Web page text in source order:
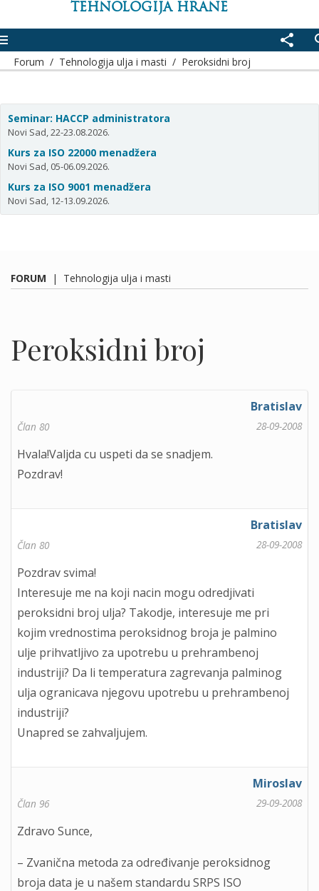
TEHNOLOGIJA HRANE
share
Forum / Tehnologija ulja i masti / Peroksidni broj
Seminar: HACCP administratora
Novi Sad, 22-23.08.2026.
Kurs za ISO 22000 menadžera
Novi Sad, 05-06.09.2026.
Kurs za ISO 9001 menadžera
Novi Sad, 12-13.09.2026.
FORUM | Tehnologija ulja i masti
Peroksidni broj
Bratislav
Član 80 28-09-2008
Hvala!Valjda cu uspeti da se snadjem.
Pozdrav!
Bratislav
Član 80 28-09-2008
Pozdrav svima!
Interesuje me na koji nacin mogu odredjivati
peroksidni broj ulja? Takodje, interesuje me pri
kojim vrednostima peroksidnog broja je palmino
ulje prihvatljivo za upotrebu u prehrambenoj
industriji? Da li temperatura zagrevanja palminog
ulja ogranicava njegovu upotrebu u prehrambenoj
industriji?
Unapred se zahvaljujem.
Miroslav
Član 96 29-09-2008
Zdravo Sunce,
– Zvanična metoda za određivanje peroksidnog
broja data je u našem standardu SRPS ISO